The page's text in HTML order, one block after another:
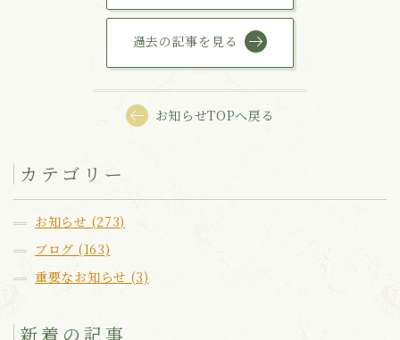
過去の記事を見る
お知らせTOPへ戻る
カテゴリー
お知らせ (273)
ブログ (163)
重要なお知らせ (3)
新着の記事